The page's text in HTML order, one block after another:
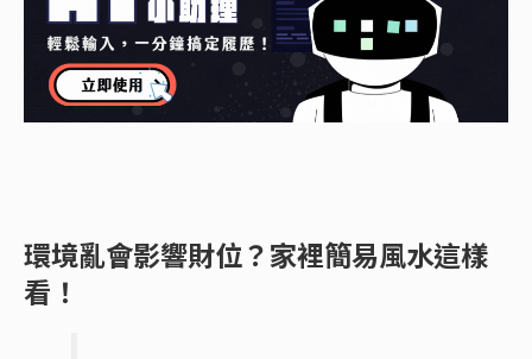
環境亂會影響財位？家裡簡易風水這樣
看！